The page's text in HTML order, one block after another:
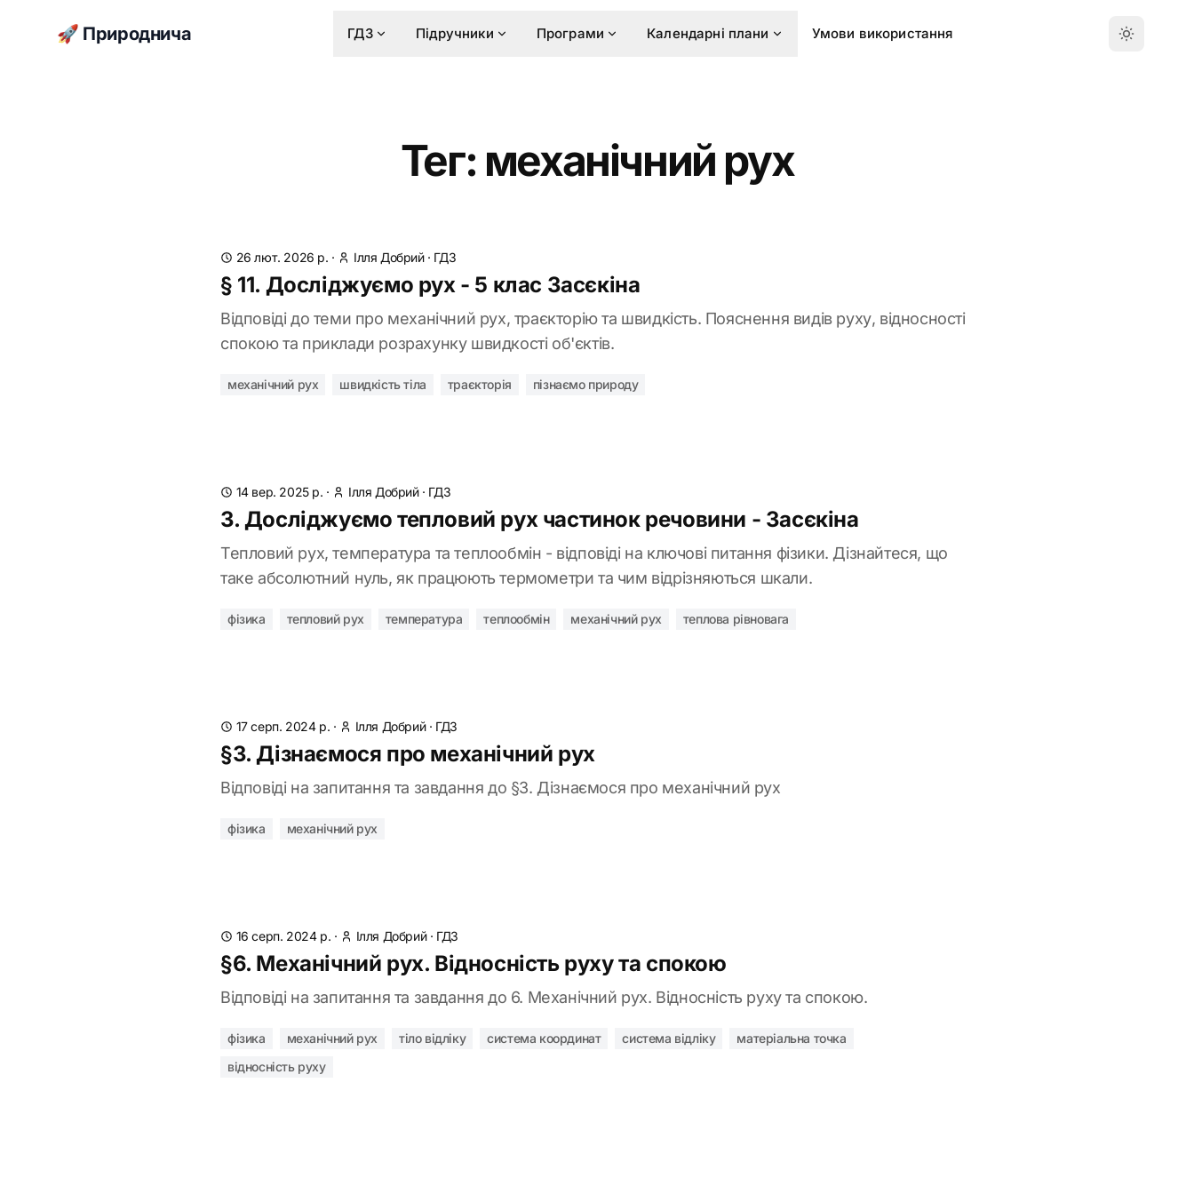
🚀 Природнича ГДЗ Підручники Програми Календарні плани Умови використання
Тег: механічний рух
26 лют. 2026 р. · Ілля Добрий· ГДЗ
§ 11. Досліджуємо рух - 5 клас Засєкіна
Відповіді до теми про механічний рух, траєкторію та швидкість. Пояснення видів руху, відносності
спокою та приклади розрахунку швидкості об'єктів.
механічний рух швидкість тіла траєкторія пізнаємо природу
14 вер. 2025 р. · Ілля Добрий· ГДЗ
3. Досліджуємо тепловий рух частинок речовини - Засєкіна
Тепловий рух, температура та теплообмін - відповіді на ключові питання фізики. Дізнайтеся, що
таке абсолютний нуль, як працюють термометри та чим відрізняються шкали.
фізика тепловий рух температура теплообмін механічний рух теплова рівновага
17 серп. 2024 р. · Ілля Добрий· ГДЗ
§3. Дізнаємося про механічний рух
Відповіді на запитання та завдання до §3. Дізнаємося про механічний рух
фізика механічний рух
16 серп. 2024 р. · Ілля Добрий· ГДЗ
§6. Механічний рух. Відносність руху та спокою
Відповіді на запитання та завдання до 6. Механічний рух. Відносність руху та спокою.
фізика механічний рух тіло відліку система координат система відліку
матеріальна точка
відносність руху